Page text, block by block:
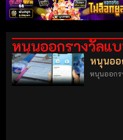
หนุนออกรางวัลแ
หนุนออ
หนุนออกร